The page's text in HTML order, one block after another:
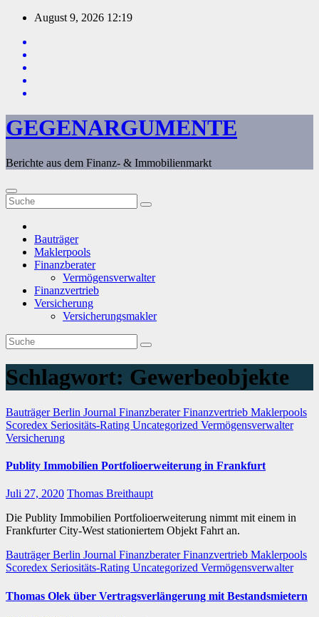
Zum
springen
August 9, 2026 12:19
GEGENARGUMENTE
Berichte aus dem Finanz- & Immobilienmarkt
Bauträger
Maklerpools
Finanzberater
Vermögensverwalter
Finanzvertrieb
Versicherung
Versicherungsmakler
Schlagwort: Gewerbeobjekte
BauträgerBerlin Journal FinanzberaterFinanzvertrieb Maklerpools
Scoredex Seriositäts-Rating Uncategorized Vermögensverwalter
Versicherung
Publity Immobilien Portfolioerweiterung in Frankfurt
Juli 27, 2020 Thomas Breithaupt
Die Publity Immobilien Portfolioerweiterung nimmt mit einem in
Frankfurter City-West stationiertem Objekt Fahrt an.
BauträgerBerlin Journal FinanzberaterFinanzvertrieb Maklerpools
Scoredex Seriositäts-Rating Uncategorized Vermögensverwalter
Thomas Olek über Vertragsverlängerung mit Bestandsmietern